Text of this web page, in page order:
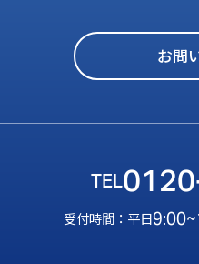
お問
受付時間：平日